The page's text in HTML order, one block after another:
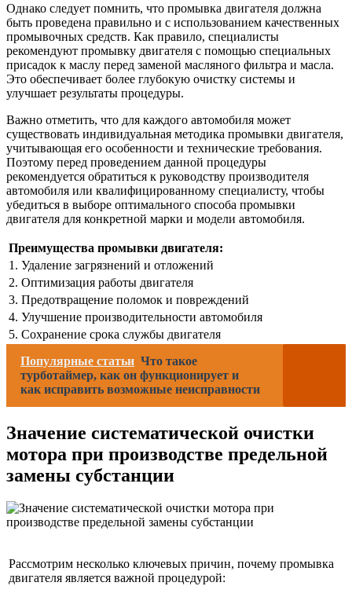
Однако следует помнить, что промывка двигателя должна
быть проведена правильно и с использованием качественных
промывочных средств. Как правило, специалисты
рекомендуют промывку двигателя с помощью специальных
присадок к маслу перед заменой масляного фильтра и масла.
Это обеспечивает более глубокую очистку системы и
улучшает результаты процедуры.
Важно отметить, что для каждого автомобиля может
существовать индивидуальная методика промывки двигателя,
учитывающая его особенности и технические требования.
Поэтому перед проведением данной процедуры
рекомендуется обратиться к руководству производителя
автомобиля или квалифицированному специалисту, чтобы
убедиться в выборе оптимального способа промывки
двигателя для конкретной марки и модели автомобиля.
Преимущества промывки двигателя:
1. Удаление загрязнений и отложений
2. Оптимизация работы двигателя
3. Предотвращение поломок и повреждений
4. Улучшение производительности автомобиля
5. Сохранение срока службы двигателя
Популярные статьи Что такое
турботаймер, как он функционирует и
как исправить возможные неисправности
Значение систематической очистки
мотора при производстве предельной
замены субстанции
Рассмотрим несколько ключевых причин, почему промывка
двигателя является важной процедурой: